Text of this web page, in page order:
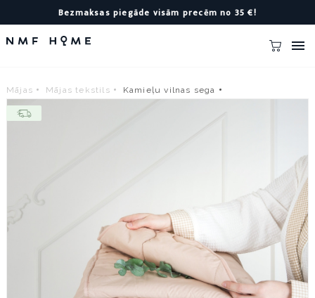
Bezmaksas piegāde visām precēm no 35 €!

Mājas Mājas tekstils Kamieļu vilnas sega